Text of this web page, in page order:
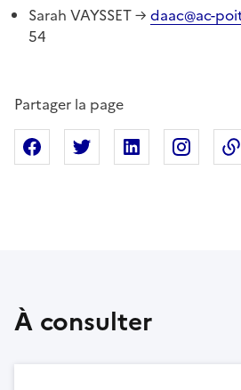
Sarah VAYSSET → daac@ac-
54
Partager la page
Partager sur Facebook
Partager sur XPartager sur
À consulter